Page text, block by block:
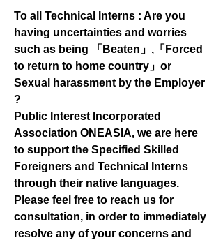
To all Technical Interns : Are you
having uncertainties and worries
such as being 「Beaten」,「Forced
to return to home country」or
Sexual harassment by the Employer
?
Public Interest Incorporated
Association ONEASIA, we are here
to support the Specified Skilled
Foreigners and Technical Interns
through their native languages.
Please feel free to reach us for
consultation, in order to immediately
resolve any of your concerns and